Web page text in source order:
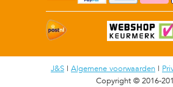
J&S | Algemene voorwaarden |
Copyright © 2016-